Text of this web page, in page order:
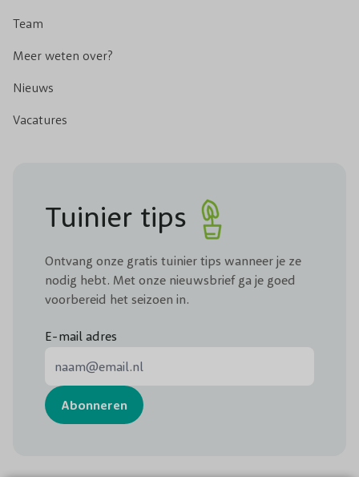
Team
Meer weten over?
Nieuws
Vacatures
Tuinier tips
Ontvang onze gratis tuinier tips wanneer je ze
nodig hebt. Met onze nieuwsbrief ga je goed
voorbereid het seizoen in.
E-mail adres
Abonneren